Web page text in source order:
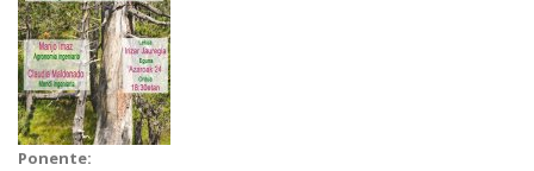
Ponente: